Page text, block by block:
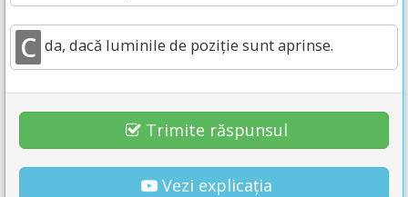
C da, dacă luminile de poziție sunt aprinse.
Trimite răspunsul
Vezi explicația